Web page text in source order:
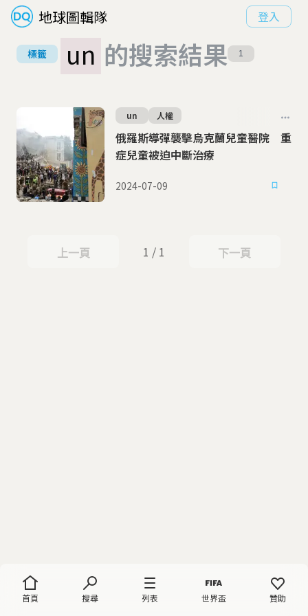
地球圖輯隊 登入
首頁 搜尋 列表 世界盃 贊助
標籤 un 的搜索結果 1
俄羅斯導彈襲擊烏克蘭兒童醫院 重
症兒童被迫中斷治療
un 人權
2024-07-09
上一頁
上一頁 1 / 1 下一頁
下一頁